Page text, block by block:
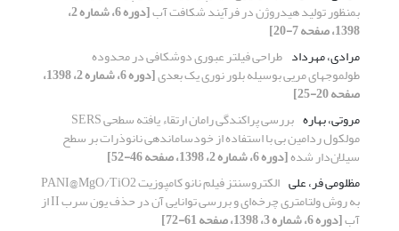
بمنظور تولید هیدروژن در فرآیند شکافت آب [دوره 6، شماره 2،
1398، صفحه 7-20]
مرادی، مهرداد طراحی فیلتر عبوری دوشکافی در محدوده
طول‎موج‎های مریی بوسیله بلور نوری یک بعدی [دوره 6، شماره 2، 1398،
صفحه 20-25]
مروتی، بهاره
بررسی پراکندگی رامان ارتقاء یافته سطحی SERS
مولکول ردامین بی با استفاده از خودساماندهی نانوذرات بر سطح
سیلان‌دار شده[دوره 6، شماره 2، 1398، صفحه 46-52]
مظلومی فر، علی
الکتروسنتز فیلم نانو کامپوزیت PANI@MgO/TiO2
به روش ولتامتری چرخه‌ای و بررسی توانایی آن در حذف یون سرب II از
آب[دوره 6، شماره 3، 1398، صفحه 61-72]